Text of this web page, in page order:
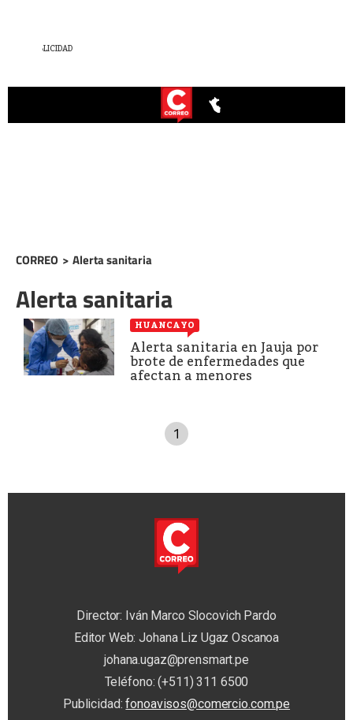
CORREO > Alerta sanitaria
Alerta sanitaria
HUANCAYO
Alerta sanitaria en Jauja por
brote de enfermedades que
afectan a menores
1
Director: Iván Marco Slocovich Pardo
Editor Web: Johana Liz Ugaz Oscanoa
johana.ugaz@prensmart.pe
Teléfono: (+511) 311 6500
Publicidad:fonoavisos@comercio.com.pe